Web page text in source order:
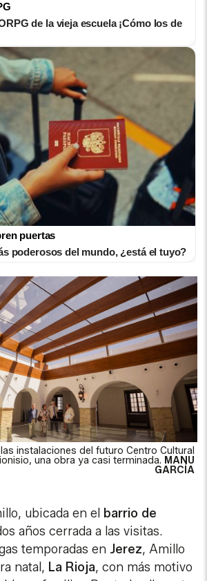
de la vieja escuela ¡Cómo los de
puertas
poderosos del mundo, ¿está el tuyo?
instalaciones del futuro Centro Cultural
una obra ya casi terminada. MANU
GARCÍA
ubicada en el barrio de
años cerrada a las visitas.
temporadas en Jerez, Amillo
natal, La Rioja, con más motivo